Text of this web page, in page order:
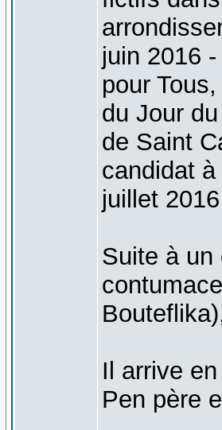
juin 2016
pour
du Jour
de Saint
candidat
juillet
Suite à un
Il arrive
Pen père